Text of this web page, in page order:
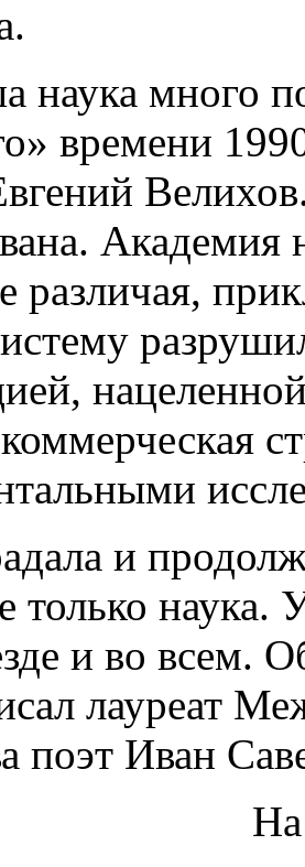
много
времени
Академия
различая,
и
только
и во всем.
лауреат
поэт Иван